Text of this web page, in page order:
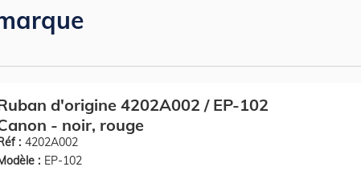
d'origine 4202A002 / EP-102
- noir, rouge
: 4202A002
: EP-102